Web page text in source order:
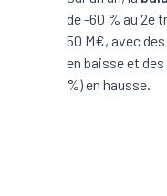
de -60 % au 2e
50 M€, avec des
en baisse et des
%) en hausse.